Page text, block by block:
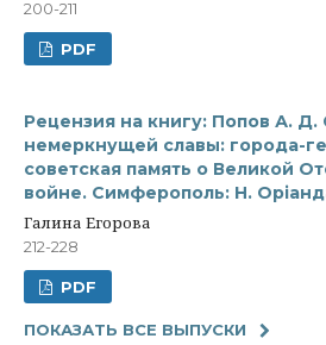
200-211
PDF
Рецензия на книгу: Попов А. Д.
немеркнущей славы: города-
советская память о Великой
войне. Симферополь: Н.
Галина Егорова
212-228
PDF
ПОКАЗАТЬ ВСЕ ВЫПУСКИ